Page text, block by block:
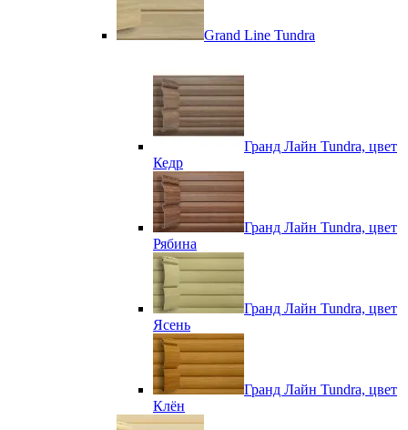
Grand Line Tundra
Гранд Лайн Tundra, цвет
Кедр
Гранд Лайн Tundra, цвет
Рябина
Гранд Лайн Tundra, цвет
Ясень
Гранд Лайн Tundra, цвет
Клён